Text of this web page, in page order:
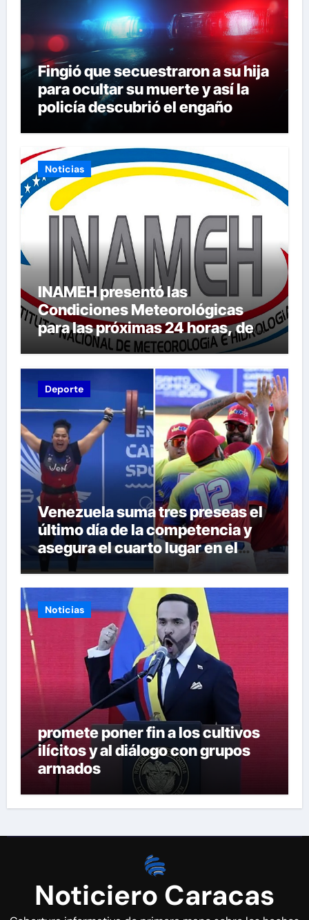
Fingió que secuestraron a su hija
para ocultar su muerte y así la
policía descubrió el engaño
Noticias
INAMEH presentó las
Condiciones Meteorológicas
para las próximas 24 horas, de
este domingo 9 de agosto 2026
Deporte
Venezuela suma tres preseas el
último día de la competencia y
asegura el cuarto lugar en el
premiación de los Juegos CAC
2026
Noticias
promete poner fin a los cultivos
ilícitos y al diálogo con grupos
armados
Noticiero Caracas